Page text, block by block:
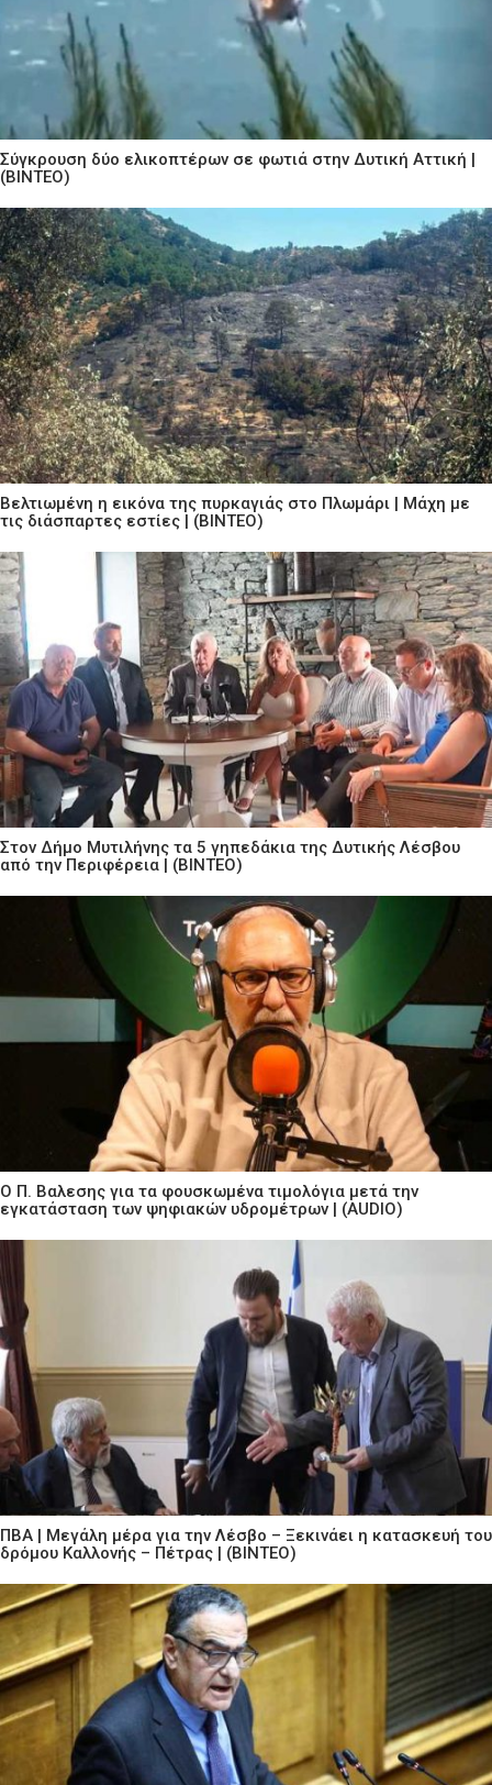
Σύγκρουση δύο ελικοπτέρων σε φωτιά στην Δυτική Αττική |
(ΒΙΝΤΕΟ)
Βελτιωμένη η εικόνα της πυρκαγιάς στο Πλωμάρι | Μάχη με
τις διάσπαρτες εστίες | (ΒΙΝΤΕΟ)
Στον Δήμο Μυτιλήνης τα 5 γηπεδάκια της Δυτικής Λέσβου
από την Περιφέρεια | (ΒΙΝΤΕΟ)
Ο Π. Βαλεσης για τα φουσκωμένα τιμολόγια μετά την
εγκατάσταση των ψηφιακών υδρομέτρων | (AUDIO)
ΠΒΑ | Μεγάλη μέρα για την Λέσβο – Ξεκινάει η κατασκευή του
δρόμου Καλλονής – Πέτρας | (ΒΙΝΤΕΟ)